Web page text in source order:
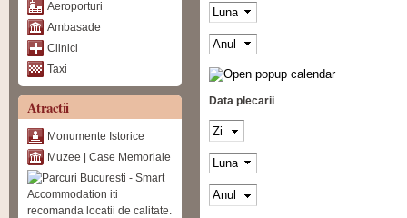
Aeroporturi
Ambasade
Clinici
Taxi
Atractii
Monumente Istorice
Muzee | Case Memoriale
Luna
Anul
Data plecarii
Zi
Luna
Anul